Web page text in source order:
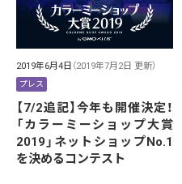
2019年6月4日 （2019年7月2日 更新）
プレス
【7/2追記】今年も開催決定！
「カラーミーショップ大賞
2019」ネットショップNo.1
を決めるコンテスト